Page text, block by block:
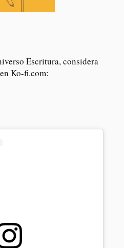
Escritura, considera
Ko-fi.com: